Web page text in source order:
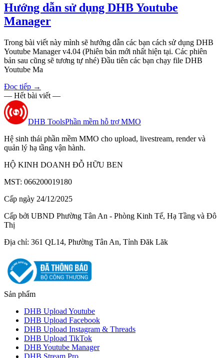
Hướng dẫn sử dụng DHB Youtube
Manager
Trong bài viết này mình sẽ hướng dẫn các bạn cách sử dụng DHB
Youtube Manager v4.04 (Phiên bản mới nhất hiện tại. Các phiên
bản sau cũng sẽ tương tự nhé) Đầu tiên các bạn chạy file DHB
Youtube Ma
Đọc tiếp →
— Hết bài viết —
DHB ToolsPhần mềm hỗ trợ MMO
Hệ sinh thái phần mềm MMO cho upload, livestream, render và
quản lý hạ tầng vận hành.
HỘ KINH DOANH ĐỖ HỮU BEN
MST: 066200019180
Cấp ngày 24/12/2025
Cấp bởi UBND Phường Tân An - Phòng Kinh Tế, Hạ Tầng và Đô
Thị
Địa chỉ: 361 QL14, Phường Tân An, Tỉnh Đăk Lăk
Sản phẩm
DHB Upload Youtube
DHB Upload Facebook
DHB Upload Instagram & Threads
DHB Upload TikTok
DHB Youtube Manager
DHB Stream Pro